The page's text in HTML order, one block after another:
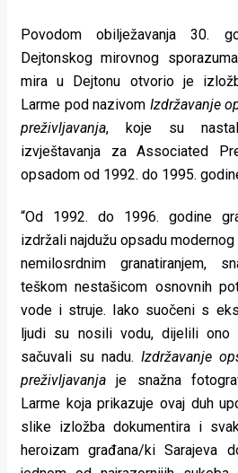
Život
u
pokretu
Ideje
Urban
Places
Aktivizam
Aktuelnosti
Promo
About
Povodom obilježavanja 30.
Dejtonskog mirovnog
mira u Dejtonu otvorio je
Larme pod nazivom Izdržavanje
preživljavanja, koje su
izvještavanja za Associated
opsadom od 1992. do 1995.
“Od 1992. do 1996. godine
izdržali najdužu opsadu
nemilosrdnim granatiranjem,
teškom nestašicom osnovnih
vode i struje. Iako suočeni s
ljudi su nosili vodu, dijelili
sačuvali su nadu. Izdržavanje
preživljavanja je snažna
Larme koja prikazuje ovaj duh
slike izložba dokumentira i
heroizam građana/ki Sarajeva